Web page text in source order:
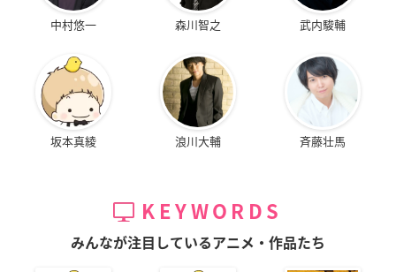
中村悠一 森川智之 武内駿輔
坂本真綾 浪川大輔 斉藤壮馬
KEYWORDS
みんなが注目しているアニメ・作品たち